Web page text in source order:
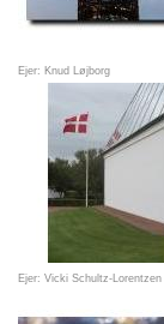
Ejer: Knud Løjborg
Ejer: Vicki Schultz-Lorentzen